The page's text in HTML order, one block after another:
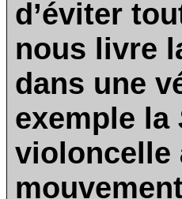
d’éviter
nous livre
dans une
exemple la
violoncelle